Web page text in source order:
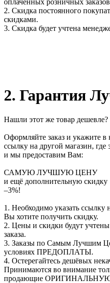
2. Скидка постоянного
скидками.
3. Скидка будет учтена
2. Гарантия
Нашли этот же товар дешевле?
Оформляйте заказ и укажите в
ссылку на другой магазин, где
и мы предоставим Вам:
САМУЮ ЛУЧШУЮ ЦЕНУ
и ещё дополнительную скидку
–3%!
1. Необходимо указать
Вы хотите получить скидку.
2. Цены и скидки будут
заказа.
3. Заказы по Самым Лучшим
условиях ПРЕДОПЛАТЫ.
4. Остерегайтесь дешёвых
Принимаются во внимание
продающие